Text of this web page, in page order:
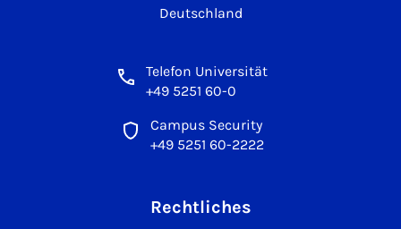
Deutschland
Telefon Universität
+49 5251 60-0
Campus Security
+49 5251 60-2222
Rechtliches